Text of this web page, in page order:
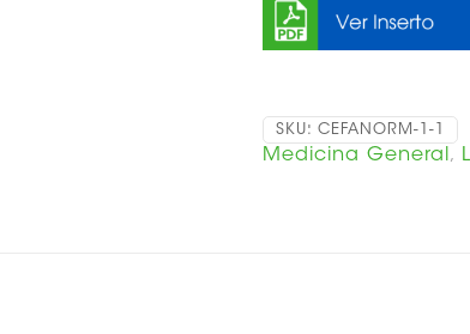
SKU: CEFANORM-1-1
Medicina General,